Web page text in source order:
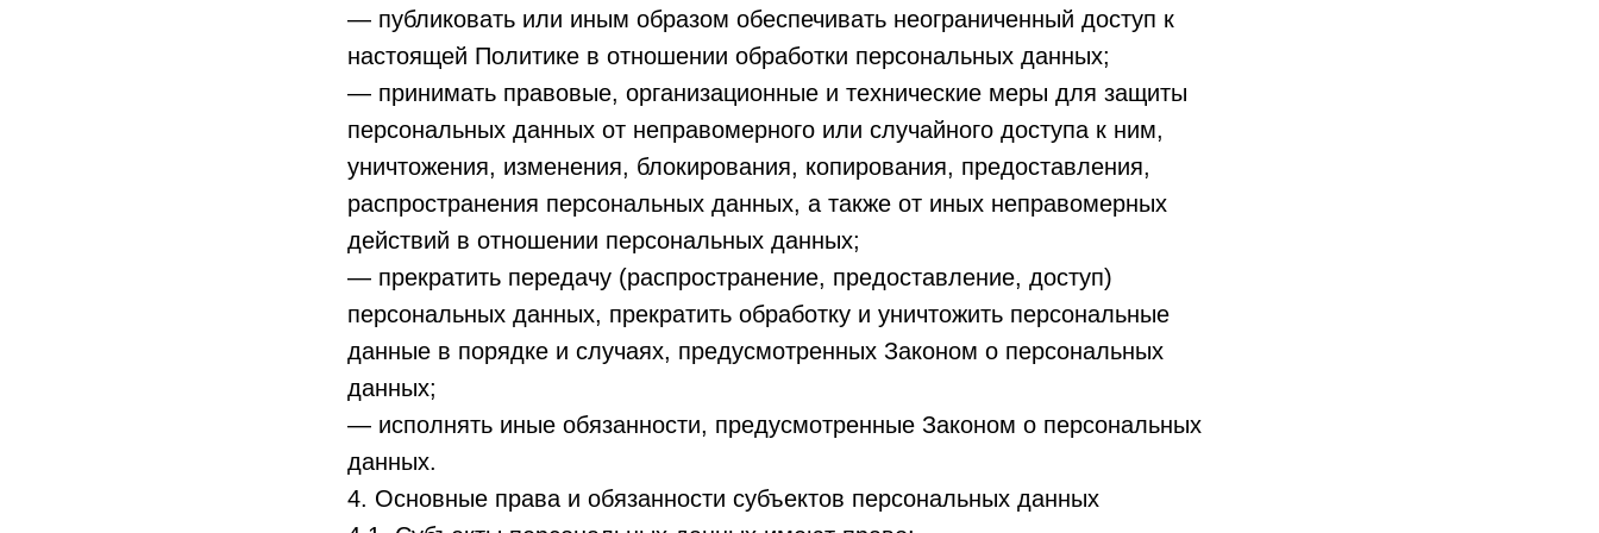
— публиковать или иным образом обеспечивать неограниченный доступ к
настоящей Политике в отношении обработки персональных данных;
— принимать правовые, организационные и технические меры для защиты
персональных данных от неправомерного или случайного доступа к ним,
уничтожения, изменения, блокирования, копирования, предоставления,
распространения персональных данных, а также от иных неправомерных
действий в отношении персональных данных;
— прекратить передачу (распространение, предоставление, доступ)
персональных данных, прекратить обработку и уничтожить персональные
данные в порядке и случаях, предусмотренных Законом о персональных
данных;
— исполнять иные обязанности, предусмотренные Законом о персональных
данных.
4. Основные права и обязанности субъектов персональных данных